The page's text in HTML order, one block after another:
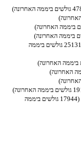
(25131 גולשים ביממה
(17944 גולשים ביממה